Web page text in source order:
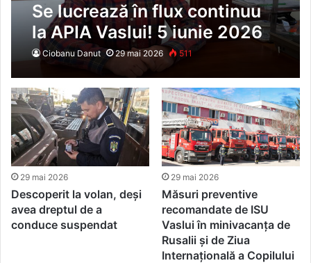
Se lucrează în flux continuu
la APIA Vaslui! 5 iunie 2026
este ultima zi în care fermierii
mai pot depune cererile de
plată
Ciobanu Danut 29 mai 2026 511
29 mai 2026
Descoperit la volan, deși
avea dreptul de a
conduce suspendat
29 mai 2026
Măsuri preventive
recomandate de ISU
Vaslui în minivacanța de
Rusalii și de Ziua
Internațională a Copilului